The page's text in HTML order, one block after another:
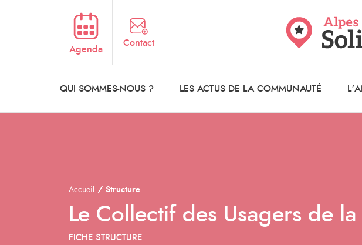
Agenda
Contact
QUI SOMMES-NOUS ? LES ACTUS DE LA COMMUNAUTÉ
Accueil Structure
Le Collectif des Usagers de
FICHE STRUCTURE